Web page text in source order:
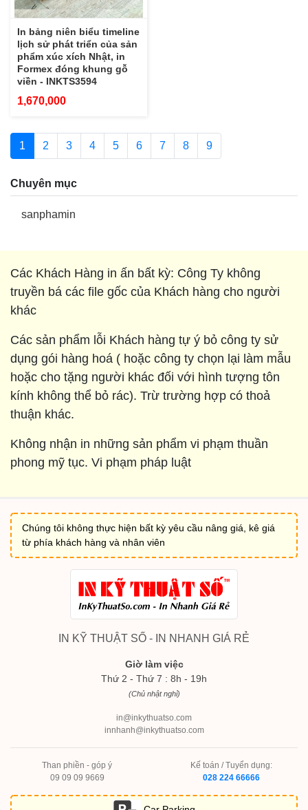
In bảng niên biểu timeline
lịch sử phát triển của sản
phẩm xúc xích Nhật, in
Formex đóng khung gỗ
viền - INKTS3594
1,670,000
1 2 3 4 5 6 7 8 9
Chuyên mục
sanphamin
Các Khách Hàng in ấn bất kỳ: Công Ty không
truyền bá các file gốc của Khách hàng cho người
khác
Các sản phẩm lỗi Khách hàng tự ý bỏ công ty sử
dụng gói hàng hoá ( hoặc công ty chọn lại làm mẫu
hoặc cho tặng người khác đối với hình tượng tôn
kính không thể bỏ rác). Trừ trường hợp có thoả
thuận khác.
Không nhận in những sản phẩm vi phạm thuần
phong mỹ tục. Vi phạm pháp luật
Chúng tôi không thực hiện bất kỳ yêu cầu nâng giá, kê giá
từ phía khách hàng và nhân viên
IN KỸ THUẬT SỐ - IN NHANH GIÁ RẺ
Giờ làm việc
Thứ 2 - Thứ 7 : 8h - 19h
(Chủ nhật nghỉ)
in@inkythuatso.com
innhanh@inkythuatso.com
Than phiền - góp ý
09 09 09 9669
Kế toán / Tuyển dụng:
028 224 66666